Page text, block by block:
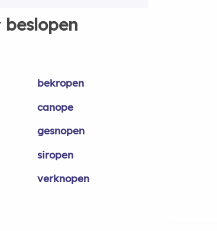
beslopen
bekropen
canope
gesnopen
siropen
verknopen